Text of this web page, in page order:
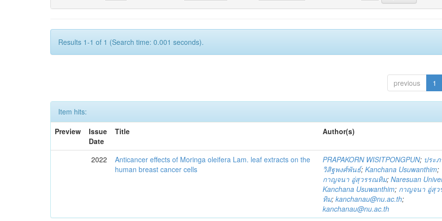
Results 1-1 of 1 (Search time: 0.001 seconds).
previous 1
Item hits:
Preview
Issue
Date
Title Author(s)
2022
Anticancer effects of Moringa oleifera Lam. leaf extracts on the
human breast cancer cells
PRAPAKORN WISITPONGPUN; ประ
วิสิฐพงศ์พันธ์;Kanchana Usuwanthim;
กาญจนา อู่สุวรรณทิม;Naresuan
Kanchana Usuwanthim; กาญจนา อู่สุ
ทิม;kanchanau@nu.ac.th;
kanchanau@nu.ac.th